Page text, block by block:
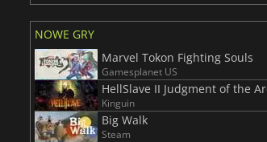
NOWE GRY
Marvel Tokon Fighting Souls
Gamesplanet US
Kinguin
Big Walk
Steam